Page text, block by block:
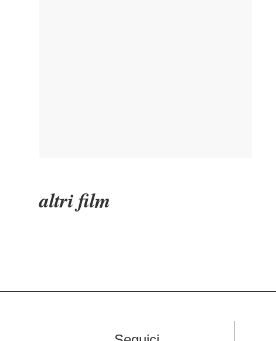
altri film